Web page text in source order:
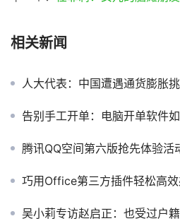
相关新闻
人大代表：中国遭遇通货膨胀
告别手工开单：电脑开单软件
腾讯QQ空间第六版抢先体验活
巧用Office第三方插件轻松高
吴小莉专访赵启正：也受过户